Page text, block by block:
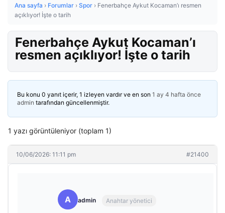
Ana sayfa › Forumlar › Spor › Fenerbahçe Aykut Kocaman’ı resmen
açıklıyor! İşte o tarih
Fenerbahçe Aykut Kocaman’ı
resmen açıklıyor! İşte o tarih
Bu konu 0 yanıt içerir, 1 izleyen vardır ve en son 1 ay 4 hafta önce
admin tarafından güncellenmiştir.
1 yazı görüntüleniyor (toplam 1)
10/06/2026: 11:11 pm #21400
A admin Anahtar yönetici